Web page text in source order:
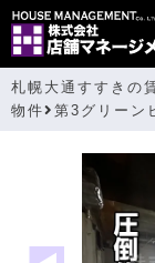
札幌大通すすきの
物件
第3グリーン